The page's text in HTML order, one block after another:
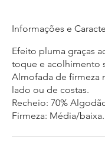
Informações e
Efeito pluma graças
toque e acolhimento
Almofada de firmeza
lado ou de costas.
Recheio: 70%
Firmeza: Média/